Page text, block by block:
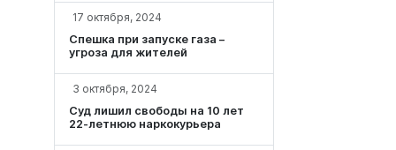
17 октября, 2024
Спешка при запуске газа –
угроза для жителей
3 октября, 2024
Суд лишил свободы на 10 лет
22-летнюю наркокурьера